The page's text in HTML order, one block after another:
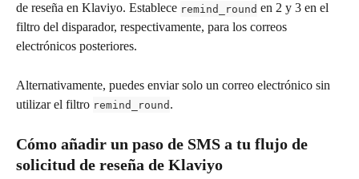
de reseña en Klaviyo. Establece remind_round en 2 y 3 en el
filtro del disparador, respectivamente, para los correos
electrónicos posteriores.
Alternativamente, puedes enviar solo un correo electrónico sin
utilizar el filtro remind_round .
Cómo añadir un paso de SMS a tu flujo de
solicitud de reseña de Klaviyo